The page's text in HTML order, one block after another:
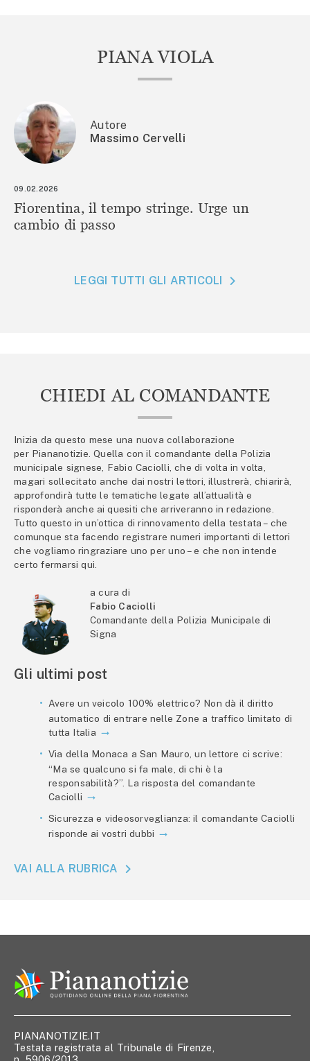
PIANA VIOLA
Autore
Massimo Cervelli
09.02.2026
Fiorentina, il tempo stringe. Urge un
cambio di passo
LEGGI TUTTI GLI ARTICOLI
CHIEDI AL COMANDANTE
Inizia da questo mese una nuova collaborazione
per Piananotizie. Quella con il comandante della Polizia
municipale signese, Fabio Caciolli, che di volta in volta,
magari sollecitato anche dai nostri lettori, illustrerà, chiarirà,
approfondirà tutte le tematiche legate all’attualità e
risponderà anche ai quesiti che arriveranno in redazione.
Tutto questo in un’ottica di rinnovamento della testata – che
comunque sta facendo registrare numeri importanti di lettori
che vogliamo ringraziare uno per uno – e che non intende
certo fermarsi qui.
a cura di
Fabio Caciolli
Comandante della Polizia Municipale di
Signa
Gli ultimi post
Avere un veicolo 100% elettrico? Non dà il diritto
automatico di entrare nelle Zone a traffico limitato di
tutta Italia
Via della Monaca a San Mauro, un lettore ci scrive:
“Ma se qualcuno si fa male, di chi è la
responsabilità?”. La risposta del comandante
Caciolli
Sicurezza e videosorveglianza: il comandante Caciolli
risponde ai vostri dubbi
VAI ALLA RUBRICA
PIANANOTIZIE.IT
Testata registrata al Tribunale di Firenze,